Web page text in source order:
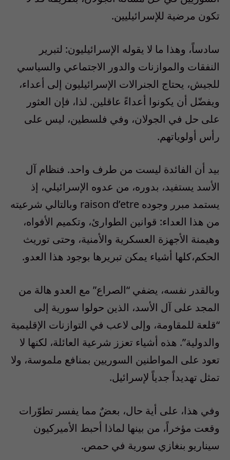
تكون مرضية للإسرائيليين.
سادساً، وهذا ما لا يقوله الإسرائيليون: لتبرير
النفقات والموازنات والدور الاجتماعي والسياسي
للجيش، يحتاج الجنرالات الإسرائيليون إلى أعداء،
ويفضّل أن يكونوا أعداءً عاقلين. لذا، فإن العثور
على حل في الجولان، وفي فلسطين، ليس على
رأس أولوياتهم.
بيد أن الفائدة ليست من طرف واحد. فنظام آل
الأسد يستفيد، بدوره، من عدوه الإسرائيلي، إذ
يستمد مبرر وجوده raison d’etre وبالتالي شرعيته
من هذا العداء: قوانين الطوارئ، وتكميم الأفواه،
وهيمنة الأجهزة العسكرية والأمنية، وحتى توريث
الحكم،كلها أشياء يمكن تبريرها بوجود هذا العدو.
وبالقدر نفسه، يضفي “الصراع” مع العدو هالة من
المجد على آل الأسد، الذين حولوا سورية إلى
“قلعة للمقاومة، وإلى لاعب في التوازنات الإقليمية
والدولية”. هذه أشياء تعزز شرعية العائلة، لكنها لا
تعود على المواطنين السوريين بمنافع ملموسة، ولا
تمثل تهديداً جدياً لإسرائيل.
وفي هذا، على أية حال، بعضٌ مما يفسر تطوّرات
وقعت مؤخراً، من بينها لماذا أحبط الأميركيون
سيناريو بنغازي سورية في حمص.